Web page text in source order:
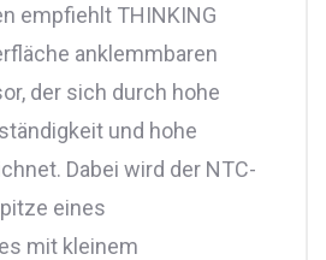
empfiehlt THINKING
anklemmbaren
der sich durch hohe
und hohe
Dabei wird der NTC-
eines
mit kleinem